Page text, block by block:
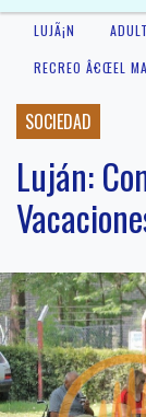
LUJÃ¡N
RECREO Â€ŒEL
SOCIEDAD
Luján: